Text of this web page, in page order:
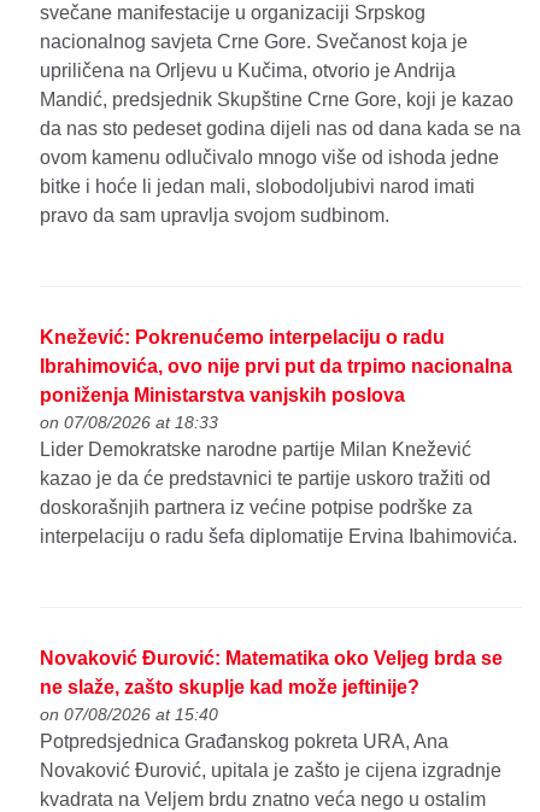
svečane manifestacije u organizaciji Srpskog
nacionalnog savjeta Crne Gore. Svečanost koja je
upriličena na Orljevu u Kučima, otvorio je Andrija
Mandić, predsjednik Skupštine Crne Gore, koji je kazao
da nas sto pedeset godina dijeli nas od dana kada se na
ovom kamenu odlučivalo mnogo više od ishoda jedne
bitke i hoće li jedan mali, slobodoljubivi narod imati
pravo da sam upravlja svojom sudbinom.
Knežević: Pokrenućemo interpelaciju o radu
Ibrahimovića, ovo nije prvi put da trpimo nacionalna
poniženja Ministarstva vanjskih poslova
on 07/08/2026 at 18:33
Lider Demokratske narodne partije Milan Knežević
kazao je da će predstavnici te partije uskoro tražiti od
doskorašnjih partnera iz većine potpise podrške za
interpelaciju o radu šefa diplomatije Ervina Ibahimovića.
Novaković Đurović: Matematika oko Veljeg brda se
ne slaže, zašto skuplje kad može jeftinije?
on 07/08/2026 at 15:40
Potpredsjednica Građanskog pokreta URA, Ana
Novaković Đurović, upitala je zašto je cijena izgradnje
kvadrata na Veljem brdu znatno veća nego u ostalim